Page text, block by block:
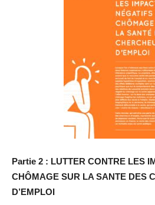
Partie 2 : LUTTER CONTRE LES
CHÔMAGE SUR LA SANTE DES
D’EMPLOI